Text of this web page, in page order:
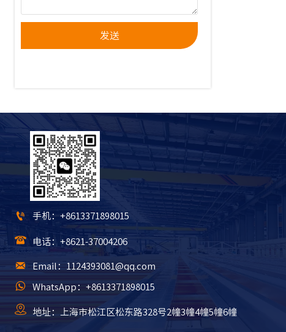
发送
 手机：+8613371898015
 电话：+8621-37004206
 Email：1124393081@qq.com
 WhatsApp：+8613371898015
 地址：上海市松江区松东路328号2幢3幢4幢5幢6幢